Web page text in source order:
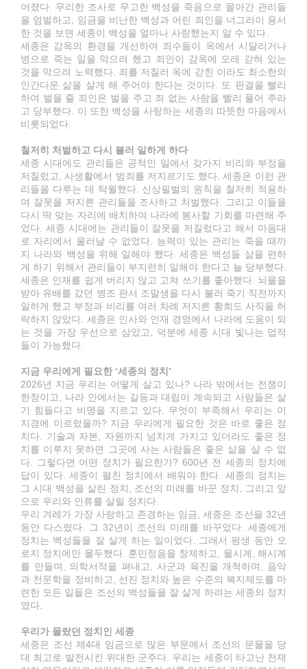
어졌다. 무리한 조사로 무고한 백성을 죽음으로 몰아간 관리들
을 엄벌하고, 임금을 비난한 백성과 어린 죄인을 너그러이 용서
한 것을 보면 세종이 백성을 얼마나 사랑했는지 알 수 있다.
세종은 감옥의 환경을 개선하여 죄수들이 옥에서 시달리거나
병으로 죽는 일을 막으려 했고 죄인이 감옥에 오래 갇혀 있는
것을 막으려 노력했다. 죄를 저질러 옥에 갇힌 이라도 최소한의
인간다운 삶을 살게 해 주어야 한다는 것이다. 또 판결을 빨리
하여 벌을 줄 죄인은 벌을 주고 죄 없는 사람을 빨리 풀어 주라
고 당부했다. 이 또한 백성을 사랑하는 세종의 따뜻한 마음에서
비롯되었다.
철저히 처벌하고 다시 불러 일하게 하다
세종 시대에도 관리들은 공적인 일에서 갖가지 비리와 부정을
저질렀고, 사생활에서 범죄를 저지르기도 했다. 세종은 이런 관
리들을 다루는 데 탁월했다. 신상필벌의 원칙을 철저히 적용하
여 잘못을 저지른 관리들을 조사하고 처벌했다. 그리고 이들을
다시 딱 맞는 자리에 배치하여 나라에 봉사할 기회를 마련해 주
었다. 세종 시대에는 관리들이 잘못을 저질렀다고 해서 마음대
로 자리에서 물러날 수 없었다. 능력이 있는 관리는 죽을 때까
지 나라와 백성을 위해 일해야 했다. 세종은 백성들 삶을 편하
게 하기 위해서 관리들이 부지런히 일해야 한다고 늘 당부했다.
세종은 인재를 쉽게 버리지 않고 고쳐 쓰기를 좋아했다. 뇌물을
받아 유배를 갔던 병조 판서 조말생을 다시 불러 죽기 직전까지
일하게 했고 부정과 비리를 여러 차례 저지른 황희도 사직을 허
락하지 않았다. 세종은 인사와 인재 경영에서 나라에 도움이 되
는 것을 가장 우선으로 삼았고, 덕분에 세종 시대 빛나는 업적
들이 가능했다.
지금 우리에게 필요한 ‘세종의 정치’
2026년 지금 우리는 어떻게 살고 있나? 나라 밖에서는 전쟁이
한창이고, 나라 안에서는 갈등과 대립이 계속되고 사람들은 살
기 힘들다고 비명을 지르고 있다. 무엇이 부족해서 우리는 이
지경에 이르렀을까? 지금 우리에게 필요한 것은 바로 좋은 정
치다. 기술과 자본, 자원까지 넘치게 가지고 있더라도 좋은 정
치를 이루지 못하면 그곳에 사는 사람들은 좋은 삶을 살 수 없
다. 그렇다면 어떤 정치가 필요한가? 600년 전 세종의 정치에
답이 있다. 세종이 펼친 정치에서 배워야 한다. 세종의 정치는
그 시대 백성을 살린 정치, 조선의 미래를 바꾼 정치, 그리고 앞
으로 우리와 인류를 살릴 정치다.
우리 겨레가 가장 사랑하고 존경하는 임금, 세종은 조선을 32년
동안 다스렸다. 그 32년이 조선의 미래를 바꾸었다. 세종에게
정치는 백성들을 잘 살게 하는 일이었다. 그래서 평생 동안 오
로지 정치에만 몰두했다. 훈민정음을 창제하고, 물시계, 해시계
를 만들며, 의학서적을 펴내고, 사군과 육진을 개척하며, 음악
과 천문학을 정비하고, 선진 정치와 높은 수준의 복지제도를 마
련한 모든 일들은 조선의 백성들을 잘 살게 하려는 세종의 정치
였다.
우리가 몰랐던 정치인 세종
세종은 조선 제4대 임금으로 많은 부문에서 조선의 문물을 당
대 최고로 발전시킨 위대한 군주다. 우리는 세종이 타고난 천재